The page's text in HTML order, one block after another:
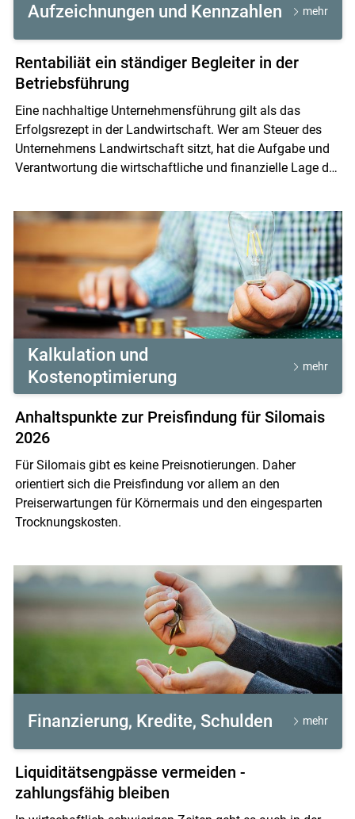
Skip to main content
Aufzeichnungen und Kennzahlen mehr
Rentabiliät ein ständiger Begleiter in der
Betriebsführung
Eine nachhaltige Unternehmensführung gilt als das
Erfolgsrezept in der Landwirtschaft. Wer am Steuer des
Unternehmens Landwirtschaft sitzt, hat die Aufgabe und
Verantwortung die wirtschaftliche und finanzielle Lage des
Girokonto ist dazu nicht ausreichend bzw. ungeeignet.
Kalkulation und
Kostenoptimierung
mehr
Anhaltspunkte zur Preisfindung für Silomais
2026
Für Silomais gibt es keine Preisnotierungen. Daher
orientiert sich die Preisfindung vor allem an den
Preiserwartungen für Körnermais und den eingesparten
Trocknungskosten.
Finanzierung, Kredite, Schulden mehr
Liquiditätsengpässe vermeiden -
zahlungsfähig bleiben